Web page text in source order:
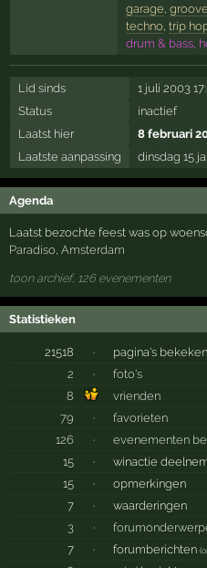
garage, groove
techno, trip
drum & bass,
Lid sinds
1 juli 2003
Status
inactief
Laatst hier
8 februari
Laatste aanpassing
dinsdag 15
Agenda
Laatst bezochte feest was op
Paradiso ,Amsterdam
toon archief, 126 evenementen
Statistieken
21518 ·
pagina's bekeken
2
·
foto's
8
vrienden
79
·
favorieten
126
·
evenementen
15
·
winactie
15
·
opmerkingen
7
·
waarderingen
3
·
7
· forumberichten(